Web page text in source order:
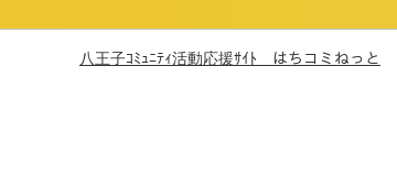
八王子ｺﾐｭﾆﾃｨ活動応援ｻｲﾄ はちコミねっと